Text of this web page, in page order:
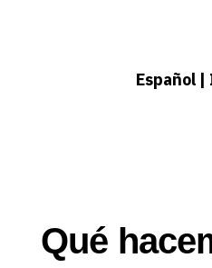
Español |
Qué